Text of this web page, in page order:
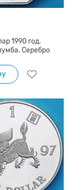
1990 год.
Серебро